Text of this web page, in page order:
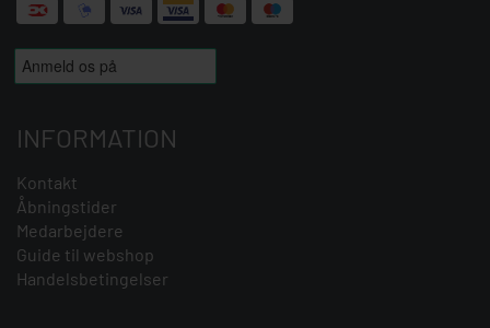
INFORMATION
Kontakt
Åbningstider
Medarbejdere
Guide til webshop
Handelsbetingelser